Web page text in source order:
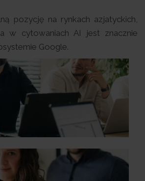
pozycję na rynkach azjatyckich,
w cytowaniach AI jest znacznie
Google.